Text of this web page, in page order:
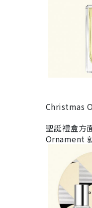
Christmas
聖誕禮盒方
Ornament